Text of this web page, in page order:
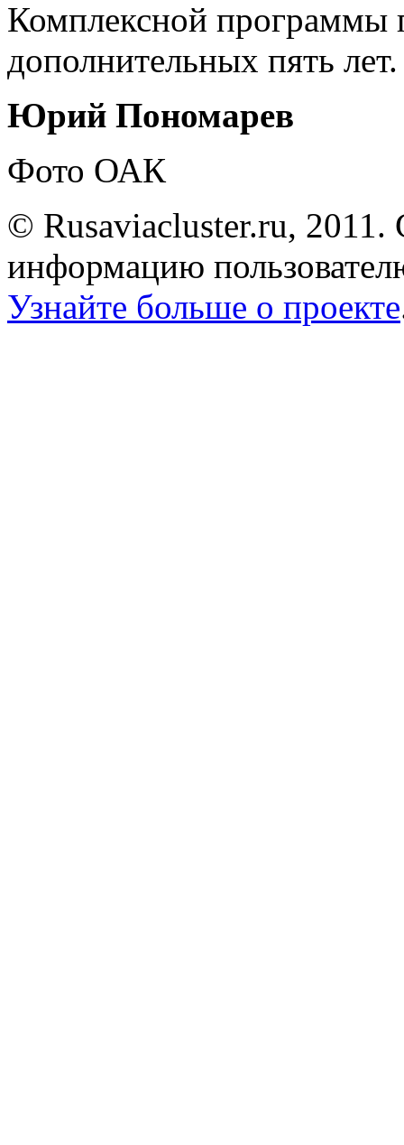
Комплексной программы
дополнительных пять лет.
Юрий Пономарев
Фото ОАК
© Rusaviacluster.ru, 2011.
информацию
Узнайте больше о проекте